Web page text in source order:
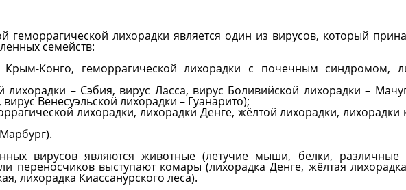
геморрагической лихорадки является один из вирусов, который
семейств:
Крым-Конго, геморрагической лихорадки с почечным синдромом,
лихорадки – Сэбия, вирус Ласса, вирус Боливийской лихорадки –
Венесуэльской лихорадки – Гуанарито);
лихорадки, лихорадки Денге, жёлтой лихорадки, лихорадки
вирусов являются животные (летучие мыши, белки, различные
переносчиков выступают комары (лихорадка Денге, жёлтая
лихорадка Киассанурского леса).